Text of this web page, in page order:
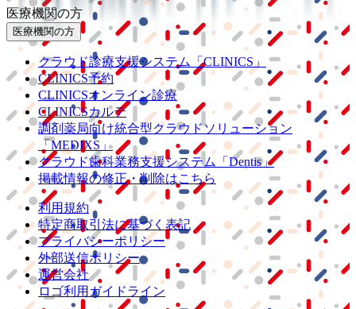
医療機関の方
医療機関の方
クラウド診療支援システム
「CLINICS」
CLINICS予約
CLINICSオンライン診療
CLINICSカルテ
調剤薬局向け統合型クラウドソリューション
「MEDIXS」
クラウド歯科業務支援システム
「Dentis」
掲載情報の修正・削除はこちら
利用規約
特定商取引法に基づく表記
プライバシーポリシー
外部送信ポリシー
運営会社
ロゴ利用ガイドライン